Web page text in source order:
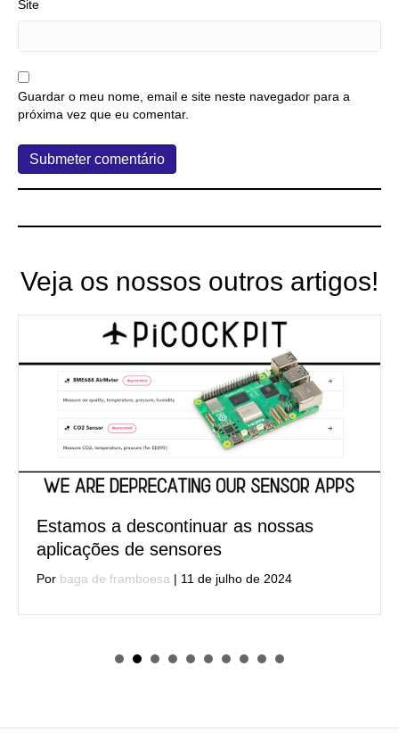
Site
Guardar o meu nome, email e site neste navegador para a
próxima vez que eu comentar.
Veja os nossos outros artigos!
Estamos a descontinuar as nossas
aplicações de sensores
Por baga de framboesa | 11 de julho de 2024